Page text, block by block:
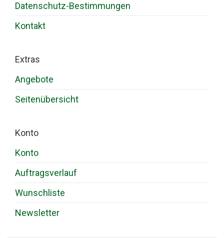
Datenschutz-Bestimmungen
Kontakt
Extras
Angebote
Seitenübersicht
Konto
Konto
Auftragsverlauf
Wunschliste
Newsletter